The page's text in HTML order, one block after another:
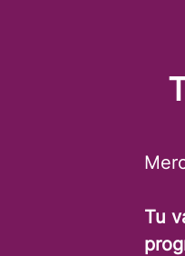
Tu